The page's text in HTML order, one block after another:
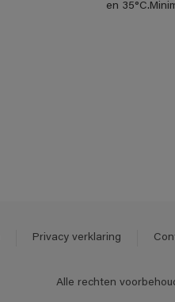
en
Privacy verklaring
Alle rechten